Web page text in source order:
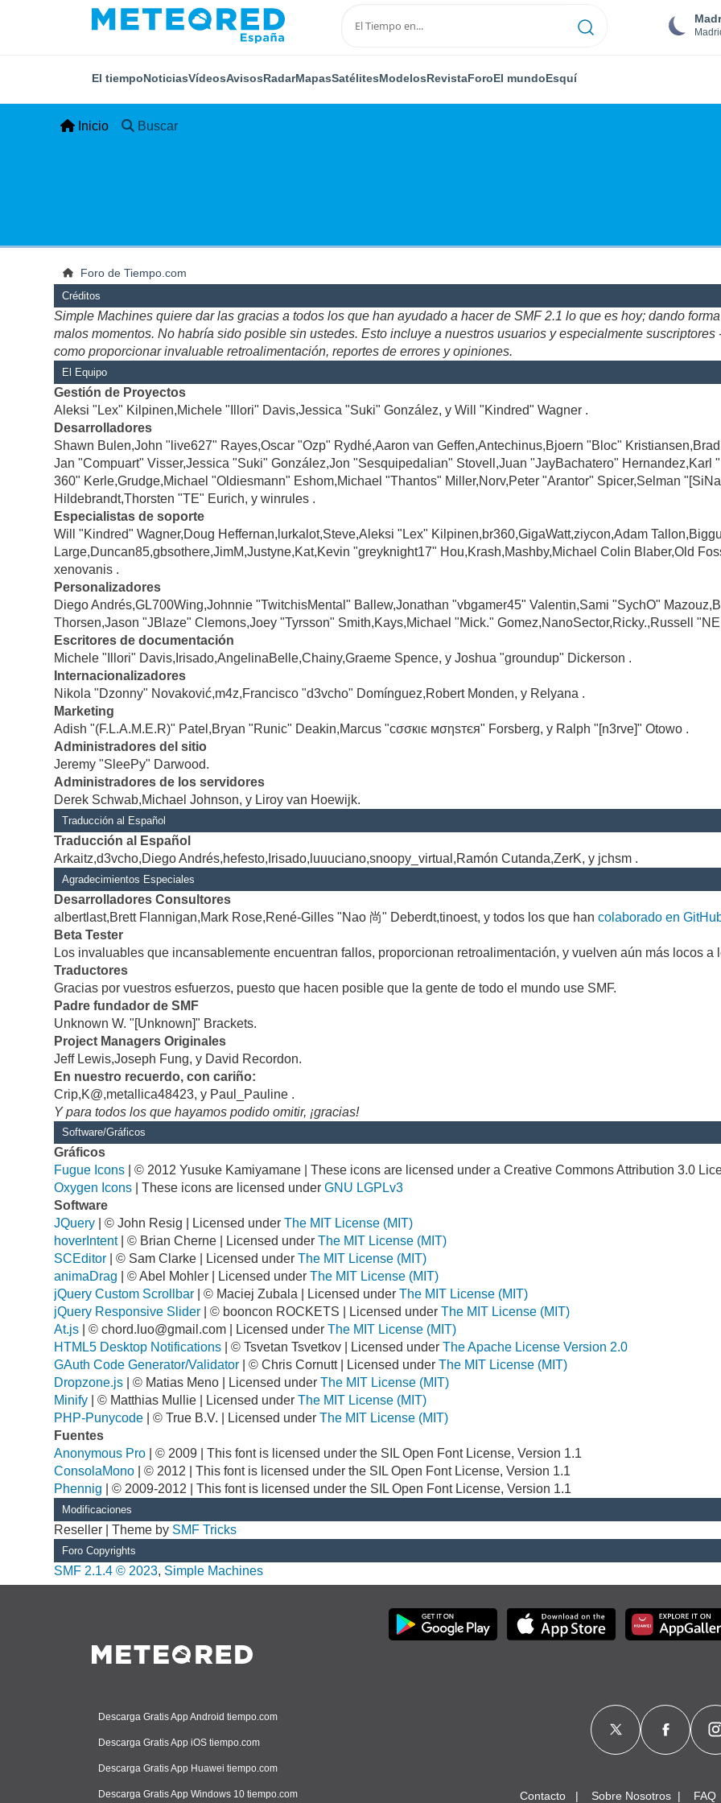
El tiempoNoticiasVídeosAvisosRadarMapasSatélitesModelosRevistaForoEl mundoEsquí
Inicio Buscar
Foro de Tiempo.com
Créditos
Simple Machines quiere dar las gracias a todos los que han ayudado a hacer de SMF 2.1 lo que es hoy; dando
malos momentos. No habría sido posible sin ustedes. Esto incluye a nuestros usuarios y especialmente
como proporcionar invaluable retroalimentación, reportes de errores y opiniones.
El Equipo
Gestión de Proyectos
Aleksi "Lex" Kilpinen,Michele "Illori" Davis,Jessica "Suki" González, y Will "Kindred" Wagner .
Desarrolladores
Shawn Bulen,John "live627" Rayes,Oscar "Ozp" Rydhé,Aaron van Geffen,Antechinus,Bjoern "Bloc"
Jan "Compuart" Visser,Jessica "Suki" González,Jon "Sesquipedalian" Stovell,Juan "JayBachatero"
360" Kerle,Grudge,Michael "Oldiesmann" Eshom,Michael "Thantos" Miller,Norv,Peter "Arantor" Spicer,Selman
Hildebrandt,Thorsten "TE" Eurich, y winrules .
Especialistas de soporte
Will "Kindred" Wagner,Doug Heffernan,lurkalot,Steve,Aleksi "Lex" Kilpinen,br360,GigaWatt,ziycon,Adam
Large,Duncan85,gbsothere,JimM,Justyne,Kat,Kevin "greyknight17" Hou,Krash,Mashby,Michael Colin Blaber,Old
xenovanis .
Personalizadores
Diego Andrés,GL700Wing,Johnnie "TwitchisMental" Ballew,Jonathan "vbgamer45" Valentin,Sami "SychO"
Thorsen,Jason "JBlaze" Clemons,Joey "Tyrsson" Smith,Kays,Michael "Mick." Gomez,NanoSector,Ricky.,Russell
Escritores de documentación
Michele "Illori" Davis,Irisado,AngelinaBelle,Chainy,Graeme Spence, y Joshua "groundup" Dickerson .
Internacionalizadores
Nikola "Dzonny" Novaković,m4z,Francisco "d3vcho" Domínguez,Robert Monden, y Relyana .
Marketing
Adish "(F.L.A.M.E.R)" Patel,Bryan "Runic" Deakin,Marcus "cσσкιє мσηѕтєя" Forsberg, y Ralph "[n3rve]" Otowo .
Administradores del sitio
Jeremy "SleePy" Darwood.
Administradores de los servidores
Derek Schwab,Michael Johnson, y Liroy van Hoewijk.
Traducción al Español
Traducción al Español
Arkaitz,d3vcho,Diego Andrés,hefesto,Irisado,luuuciano,snoopy_virtual,Ramón Cutanda,ZerK, y jchsm .
Agradecimientos Especiales
Desarrolladores Consultores
albertlast,Brett Flannigan,Mark Rose,René-Gilles "Nao 尚" Deberdt,tinoest, y todos los que hancolaborado en
Beta Tester
Los invaluables que incansablemente encuentran fallos, proporcionan retroalimentación, y vuelven aún más locos a
Traductores
Gracias por vuestros esfuerzos, puesto que hacen posible que la gente de todo el mundo use SMF.
Padre fundador de SMF
Unknown W. "[Unknown]" Brackets.
Project Managers Originales
Jeff Lewis,Joseph Fung, y David Recordon.
En nuestro recuerdo, con cariño:
Crip,K@,metallica48423, y Paul_Pauline .
Y para todos los que hayamos podido omitir, ¡gracias!
Software/Gráficos
Gráficos
Fugue Icons | © 2012 Yusuke Kamiyamane | These icons are licensed under a Creative Commons Attribution 3.0
Oxygen Icons | These icons are licensed underGNU LGPLv3
Software
JQuery | © John Resig | Licensed underThe MIT License (MIT)
hoverIntent| © Brian Cherne | Licensed underThe MIT License (MIT)
SCEditor | © Sam Clarke | Licensed underThe MIT License (MIT)
animaDrag | © Abel Mohler | Licensed underThe MIT License (MIT)
jQuery Custom Scrollbar | © Maciej Zubala | Licensed underThe MIT License (MIT)
jQuery Responsive Slider | © booncon ROCKETS | Licensed underThe MIT License (MIT)
At.js | ©chord.luo@gmail.com | Licensed underThe MIT License (MIT)
HTML5 Desktop Notifications | © Tsvetan Tsvetkov | Licensed underThe Apache License Version 2.0
GAuth Code Generator/Validator | © Chris Cornutt | Licensed underThe MIT License (MIT)
Dropzone.js | © Matias Meno | Licensed underThe MIT License (MIT)
Minify | © Matthias Mullie | Licensed underThe MIT License (MIT)
PHP-Punycode | © True B.V. | Licensed underThe MIT License (MIT)
Fuentes
Anonymous Pro | © 2009 | This font is licensed under the SIL Open Font License, Version 1.1
ConsolaMono | © 2012 | This font is licensed under the SIL Open Font License, Version 1.1
Phennig | © 2009-2012 | This font is licensed under the SIL Open Font License, Version 1.1
Modificaciones
Reseller | Theme by SMF Tricks
Foro Copyrights
SMF 2.1.4 © 2023, Simple Machines
Descarga Gratis App Android tiempo.com
Descarga Gratis App iOS tiempo.com
Descarga Gratis App Huawei tiempo.com
Descarga Gratis App Windows 10 tiempo.com Contacto Sobre Nosotros FAQ